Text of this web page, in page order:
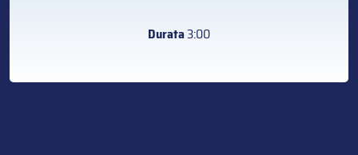
Durata3:00